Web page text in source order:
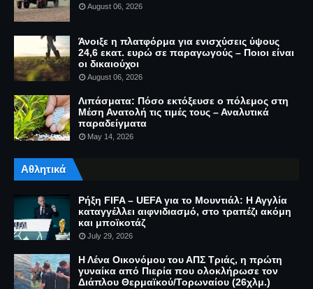
August 06, 2026
Άνοιξε η πλατφόρμα για ενισχύσεις ύψους
24,6 εκατ. ευρώ σε παραγωγούς – Ποιοι είναι
οι δικαιούχοι
August 06, 2026
Λιπάσματα: Πόσο εκτόξευσε ο πόλεμος στη
Μέση Ανατολή τις τιμές τους – Αναλυτικά
παραδείγματα
May 14, 2026
Αθλητικά
Ρήξη FIFA – UEFA για το Μουντιάλ: Η Αγγλία
καταγγέλλει αιφνιδιασμό, στο τραπέζι ακόμη
και μποϊκοτάζ
July 29, 2026
Η Λένα Οικονόμου του ΑΠΣ Τριάς, η πρώτη
γυναίκα από Πιερία που ολοκλήρωσε τον
Διάπλου Θερμαϊκού/Τορωναίου (26χλμ.)